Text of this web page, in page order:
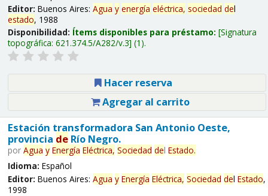
Editor: Buenos Aires: Agua y energía eléctrica, sociedad del
estado, 1988
Disponibilidad: Ítems disponibles para préstamo: Signatura
topográfica: 621.374.5/A282/v.3 (1).
Hacer reserva
Agregar al carrito
Estación transformadora San Antonio Oeste,
provincia deRío Negro.
por Agua y Energía Eléctrica, Sociedad del Estado.
Idioma: Español
Editor: Buenos Aires: Agua y Energía Eléctrica, Sociedad del Estado,
1998